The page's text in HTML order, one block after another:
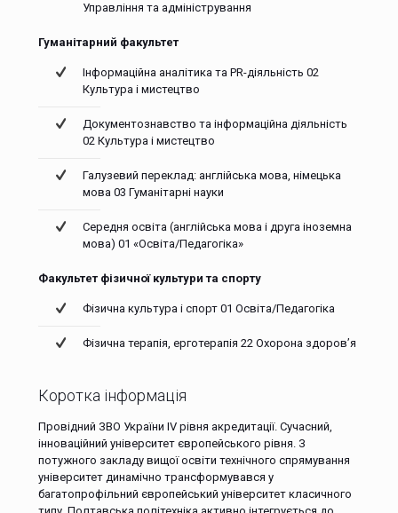
Управління та адміністрування
Гуманітарний факультет
Інформаційна аналітика та PR-діяльність 02
Культура і мистецтво
Документознавство та інформаційна діяльність
02 Культура і мистецтво
Галузевий переклад: англійська мова, німецька
мова 03 Гуманітарні науки
Середня освіта (англійська мова і друга іноземна
мова) 01 «Освіта/Педагогіка»
Факультет фізичної культури та спорту
Фізична культура і спорт 01 Освіта/Педагогіка
Фізична терапія, ерготерапія 22 Охорона здоров’я
Коротка інформація
Провідний ЗВО України ІV рівня акредитації. Сучасний,
інноваційний університет європейського рівня. З
потужного закладу вищої освіти технічного спрямування
університет динамічно трансформувався у
багатопрофільний європейський університет класичного